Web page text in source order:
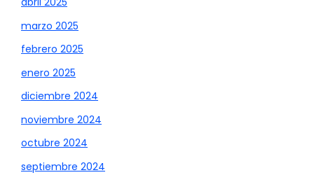
marzo 2025
febrero 2025
enero 2025
diciembre 2024
noviembre 2024
octubre 2024
septiembre 2024